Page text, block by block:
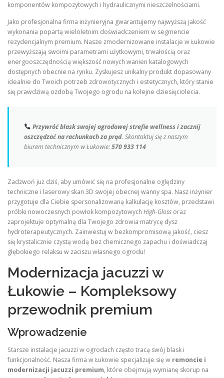
komponentów kompozytowych i hydraulicznymi nieszczelnościami.
Jako profesjonalna firma inżynieryjna gwarantujemy najwyższą jakość
wykonania popartą wieloletnim doświadczeniem w segmencie
rezydencjalnym premium. Nasze zmodernizowane instalacje w Łukowie
przewyższają swoimi parametrami użytkowymi, trwałością oraz
energooszczędnością większość nowych wanien katalogowych
dostępnych obecnie na rynku. Zyskujesz unikalny produkt dopasowany
idealnie do Twoich potrzeb zdrowotycznych i estetycznych, który stanie
się prawdziwą ozdobą Twojego ogrodu na kolejne dziesięciolecia.
Przywróć blask swojej ogrodowej strefie wellness i zacznij
oszczędzać na rachunkach za prąd. Skontaktuj się z naszym
biurem technicznym w Łukowie:570 933 114
Zadzwoń już dziś, aby umówić się na profesjonalne oględziny
techniczne i laserowy skan 3D swojej obecnej wanny spa. Nasz inżynier
przygotuje dla Ciebie spersonalizowaną kalkulację kosztów, przedstawi
próbki nowoczesnych powłok kompozytowych High-Gloss oraz
zaprojektuje optymalną dla Twojego zdrowia matrycę dysz
hydroterapeutycznych. Zainwestuj w bezkompromisową jakość, ciesz
się krystalicznie czystą wodą bez chemicznego zapachu i doświadczaj
głębokiego relaksu w zaciszu własnego ogrodu!
Modernizacja jacuzzi w
Łukowie – Kompleksowy
przewodnik premium
Wprowadzenie
Starsze instalacje jacuzzi w ogrodach często tracą swój blask i
funkcjonalność. Nasza firma w Łukowie specjalizuje się w remoncie i
modernizacji jacuzzi premium, które obejmują wymianę skorup na